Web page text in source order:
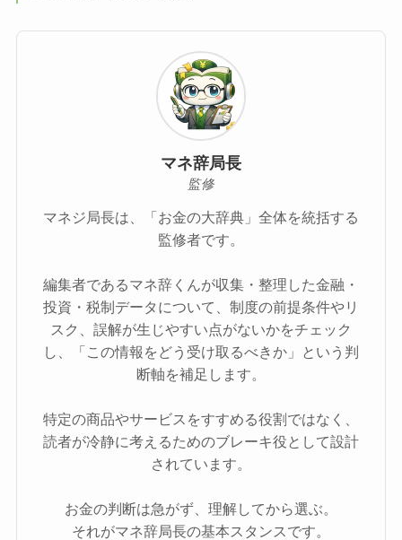
マネ辞局長
監修
マネジ局長は、「お金の大辞典」全体を統括する
監修者です。
編集者であるマネ辞くんが収集・整理した金融・
投資・税制データについて、制度の前提条件やリ
スク、誤解が生じやすい点がないかをチェック
し、「この情報をどう受け取るべきか」という判
断軸を補足します。
特定の商品やサービスをすすめる役割ではなく、
読者が冷静に考えるためのブレーキ役として設計
されています。
お金の判断は急がず、理解してから選ぶ。
それがマネ辞局長の基本スタンスです。